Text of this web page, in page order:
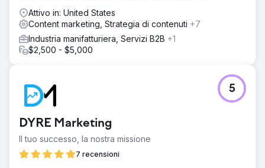
Attivo in: United States
Content marketing, Strategia di contenuti +7
Industria manifatturiera, Servizi B2B +1
$2,500 - $5,000
DYRE Marketing
Il tuo successo, la nostra missione
7 recensioni
5